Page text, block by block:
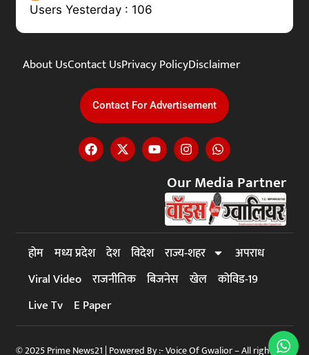
Users Yesterday : 106
About UsContact UsPrivacy PolicyDisclaimer
Contact For Advertisement
Our Media Partner
होम मध्य प्रदेश देश विदेश राज्य-शहर
अपराध
Viral Video राजनीतिक बिजनेस खेल कोविड-19
Live Tv
E Paper
© 2025 Prime News21 | Powered By :- Voice Of Gwalior – All rights